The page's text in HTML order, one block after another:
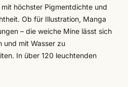
höchster Pigmentdichte und
Ob für Illustration, Manga
– die weiche Mine lässt sich
und mit Wasser zu
In über 120 leuchtenden